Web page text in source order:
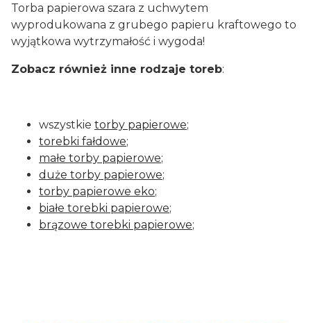
Torba papierowa szara z uchwytem
wyprodukowana z grubego papieru kraftowego to
wyjątkowa wytrzymałość i wygoda!
Zobacz również inne rodzaje toreb:
wszystkie torby papierowe;
torebki fałdowe;
małe torby papierowe;
duże torby papierowe;
torby papierowe eko;
białe torebki papierowe;
brązowe torebki papierowe;